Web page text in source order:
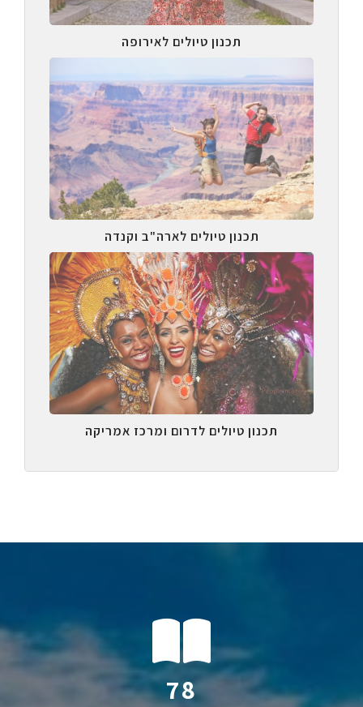
תכנון טיולים לאירופה
תכנון טיולים לארה"ב וקנדה
תכנון טיולים לדרום ומרכז אמריקה
111